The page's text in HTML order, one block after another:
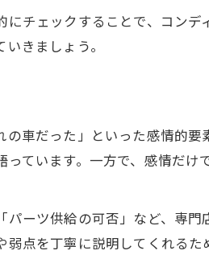
購入前に知るべきモデルの違い
代モデルとクラシックミニの関
る理由を論理的に探る
が壊れやすいとされる本当の
の弱点と予防整備の重要性
の経年劣化と維持管理のポイ
故障リスクと対策方法
チェックすることで、コン
きましょう。
車だった」といった感情的
ています。一方で、感情だ
ーツ供給の可否」など、専
点を丁寧に説明してくれるた